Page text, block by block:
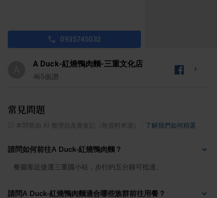
0935745032
A Duck-紅燒鴨肉麵-三重文化店
465個讚
常見問題
本問答由 AI 整理自真實食記（附資料來源） 了解我們如何精選
請問如何前往A Duck-紅燒鴨肉麵？
餐廳靠近捷運三重國小站，步行約五分鐘可抵達。
請問A Duck-紅燒鴨肉麵適合哪些族群前往用餐？